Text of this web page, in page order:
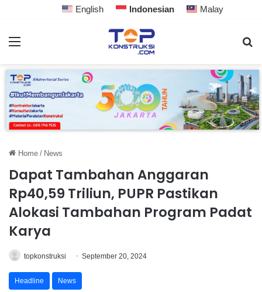
English Indonesian Malay
Home / News
Dapat Tambahan Anggaran
Rp40,59 Triliun, PUPR Pastikan
Alokasi Tambahan Program Padat
Karya
topkonstruksi September 20, 2024
Headline News